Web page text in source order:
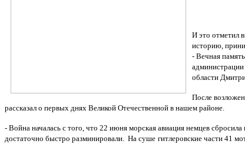
И это отметил
историю,
- Вечная
администрации
области
После
рассказал о первых днях Великой Отечественной в нашем районе.
- Война началась с того, что 22 июня морская авиация немцев
достаточно быстро разминировали. На суше гитлеровские части 41